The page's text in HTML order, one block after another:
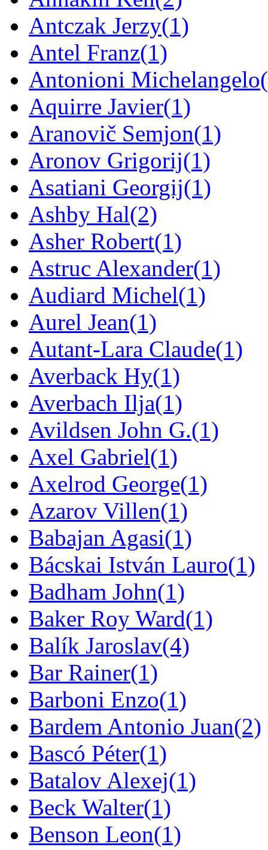
Antczak Jerzy(1)
Antel Franz(1)
Antonioni Michelangelo
Aquirre Javier(1)
Aranovič Semjon(1)
Aronov Grigorij(1)
Asatiani Georgij(1)
Ashby Hal(2)
Asher Robert(1)
Astruc Alexander(1)
Audiard Michel(1)
Aurel Jean(1)
Autant-Lara Claude(1)
Averback Hy(1)
Averbach Ilja(1)
Avildsen John G.(1)
Axel Gabriel(1)
Axelrod George(1)
Azarov Villen(1)
Babajan Agasi(1)
Bácskai István Lauro(1)
Badham John(1)
Baker Roy Ward(1)
Balík Jaroslav(4)
Bar Rainer(1)
Barboni Enzo(1)
Bardem Antonio Juan(2)
Bascó Péter(1)
Batalov Alexej(1)
Beck Walter(1)
Benson Leon(1)